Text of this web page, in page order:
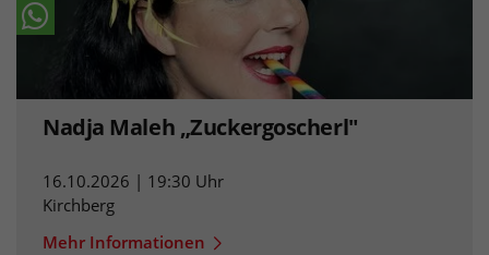
Nadja Maleh „Zuckergoscherl"
16.10.2026 | 19:30 Uhr
Kirchberg
Mehr Informationen